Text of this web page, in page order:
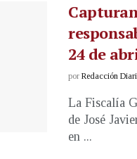
24 de
por Redacción
La Fiscalía
de José
en ...